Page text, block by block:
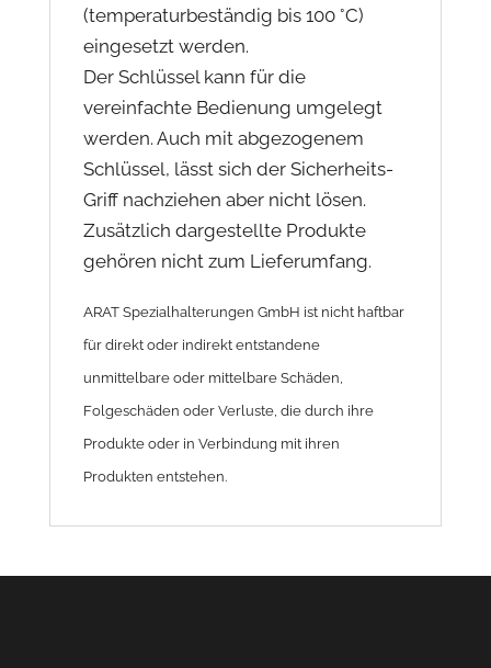
(temperaturbeständig bis 100 °C)
eingesetzt werden.
Der Schlüssel kann für die
vereinfachte Bedienung umgelegt
werden. Auch mit abgezogenem
Schlüssel, lässt sich der Sicherheits-
Griff nachziehen aber nicht lösen.
Zusätzlich dargestellte Produkte
gehören nicht zum Lieferumfang.
ARAT Spezialhalterungen GmbH ist nicht haftbar
für direkt oder indirekt entstandene
unmittelbare oder mittelbare Schäden,
Folgeschäden oder Verluste, die durch ihre
Produkte oder in Verbindung mit ihren
Produkten entstehen.